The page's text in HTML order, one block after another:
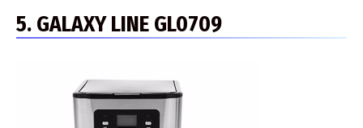
5. GALAXY LINE GL0709